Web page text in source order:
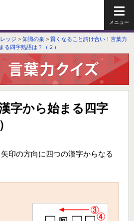
ッジ > 知識の泉 > 賢くなること請け合い！言葉力
四字熟語は？（２）
字から始まる四字
印の方向に四つの漢字からなる